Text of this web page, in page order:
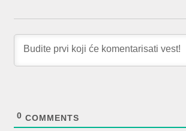
0 COMMENTS